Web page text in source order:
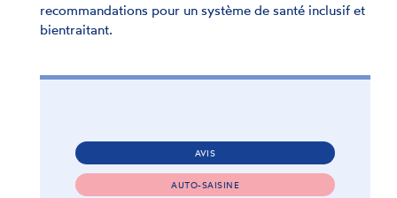
recommandations pour un système de santé inclusif et
bientraitant.
AVIS
AUTO-SAISINE